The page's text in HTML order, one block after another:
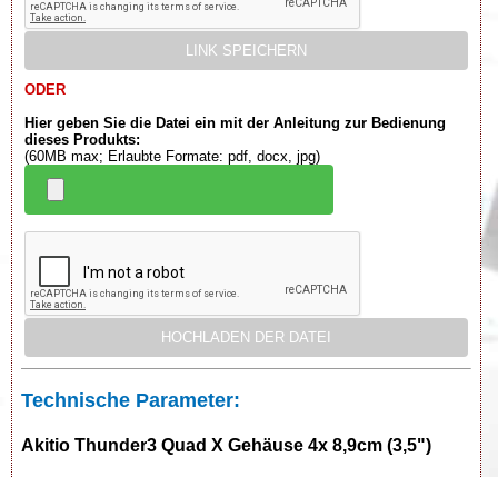
ODER
Hier geben Sie die Datei ein mit der Anleitung zur Bedienung
dieses Produkts:
(60MB max; Erlaubte Formate: pdf, docx, jpg)
Technische Parameter:
Akitio Thunder3 Quad X Gehäuse 4x 8,9cm (3,5")